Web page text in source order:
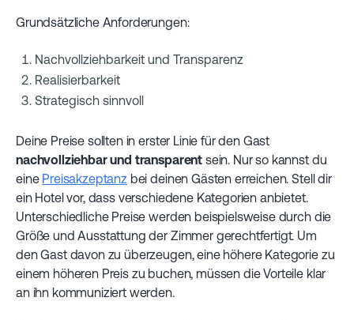
Grundsätzliche Anforderungen:
Nachvollziehbarkeit und Transparenz
Realisierbarkeit
Strategisch sinnvoll
Deine Preise sollten in erster Linie für den Gast
nachvollziehbar und transparent sein. Nur so kannst du
eine Preisakzeptanz bei deinen Gästen erreichen. Stell dir
ein Hotel vor, dass verschiedene Kategorien anbietet.
Unterschiedliche Preise werden beispielsweise durch die
Größe und Ausstattung der Zimmer gerechtfertigt. Um
den Gast davon zu überzeugen, eine höhere Kategorie zu
einem höheren Preis zu buchen, müssen die Vorteile klar
an ihn kommuniziert werden.